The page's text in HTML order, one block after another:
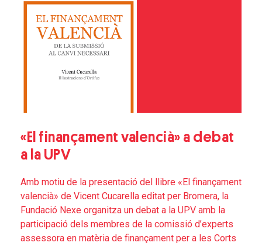
«El finançament valencià» a debat
a la UPV
Amb motiu de la presentació del llibre «El finançament
valencià» de Vicent Cucarella editat per Bromera, la
Fundació Nexe organitza un debat a la UPV amb la
participació dels membres de la comissió d’experts
assessora en matèria de finançament per a les Corts